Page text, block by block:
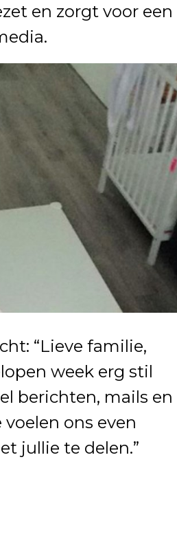
en zorgt voor een
“Lieve familie,
week erg stil
berichten, mails en
ons even
jullie te delen.”